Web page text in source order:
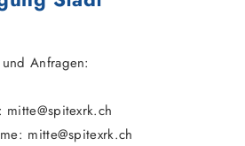
Anfragen:
mitte@spitexrk.ch